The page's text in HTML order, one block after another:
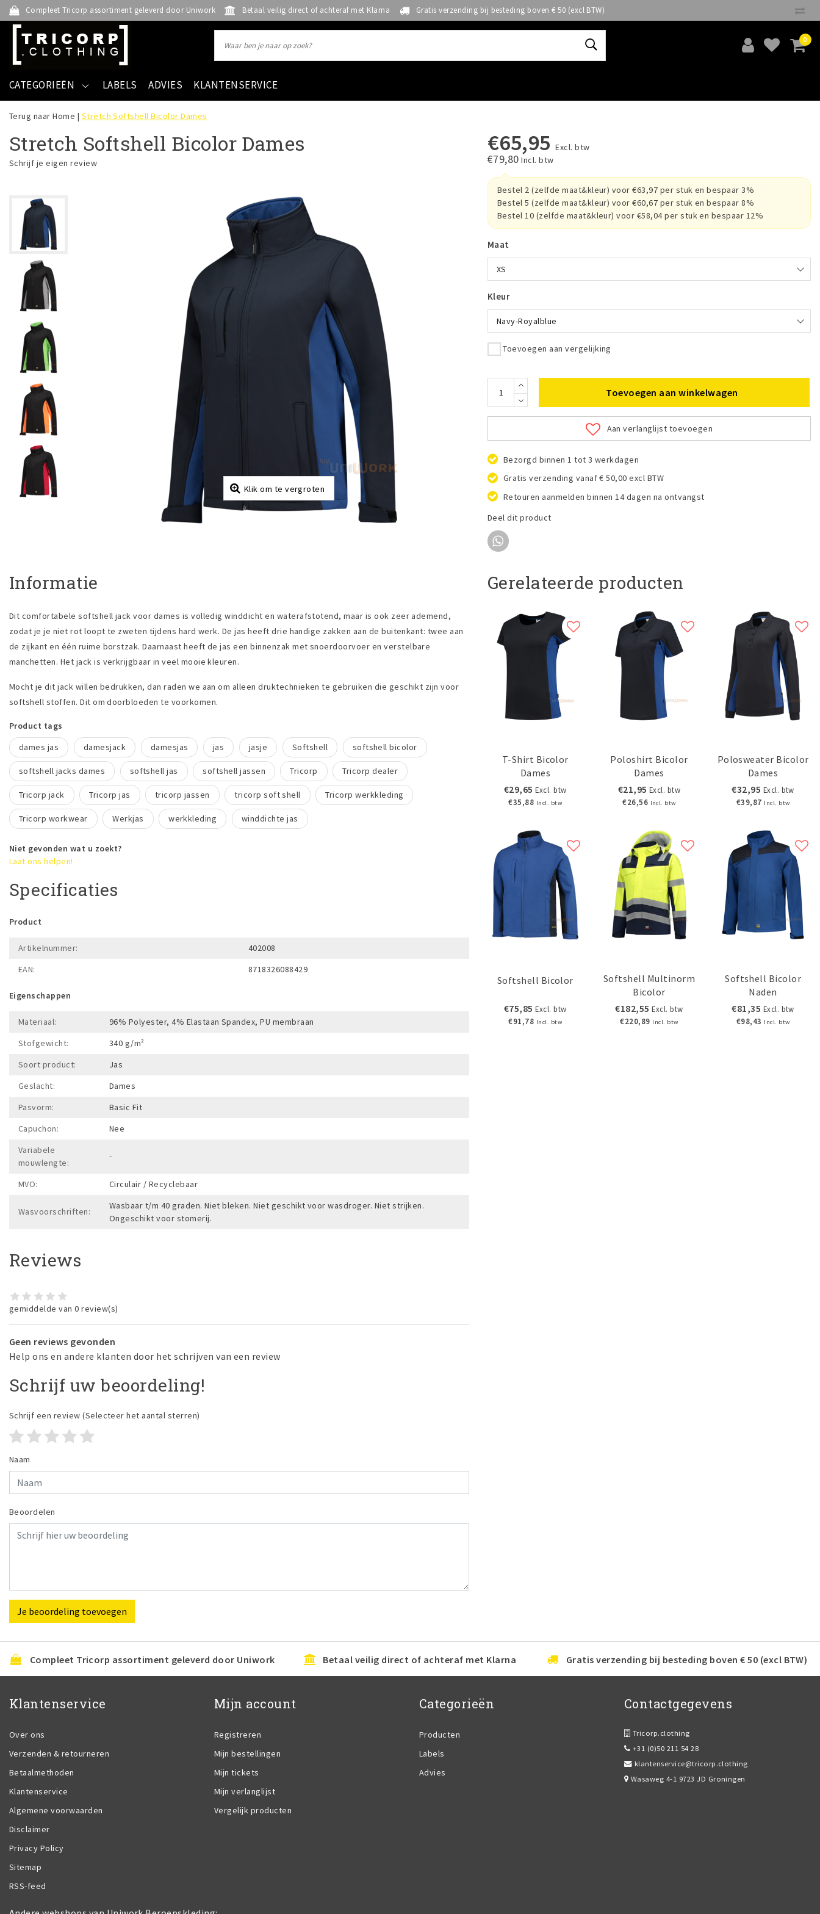
Compleet Tricorp assortiment geleverd door Uniwork Betaal veilig direct of achteraf met Klarna Gratis verzending bij besteding boven € 50 (excl BTW)
0
CATEGORIEËN LABELS ADVIES KLANTENSERVICE
Terug naar Home | Stretch Softshell Bicolor Dames
Stretch Softshell Bicolor Dames
Schrijf je eigen review
Klik om te vergroten
€65,95 Excl. btw
€79,80 Incl. btw
Bestel 2 (zelfde maat&kleur) voor €63,97 per stuk en bespaar 3%
Bestel 5 (zelfde maat&kleur) voor €60,67 per stuk en bespaar 8%
Bestel 10 (zelfde maat&kleur) voor €58,04 per stuk en bespaar 12%
Maat
XS
Kleur
Navy-Royalblue
Toevoegen aan vergelijking
Toevoegen aan winkelwagen
Aan verlanglijst toevoegen
Bezorgd binnen 1 tot 3 werkdagen
Gratis verzending vanaf € 50,00 excl BTW
Retouren aanmelden binnen 14 dagen na ontvangst
Deel dit product
Informatie
Dit comfortabele softshell jack voor dames is volledig winddicht en waterafstotend, maar is ook zeer ademend,
zodat je je niet rot loopt te zweten tijdens hard werk. De jas heeft drie handige zakken aan de buitenkant: twee aan
de zijkant en één ruime borstzak. Daarnaast heeft de jas een binnenzak met snoerdoorvoer en verstelbare
manchetten. Het jack is verkrijgbaar in veel mooie kleuren.
Mocht je dit jack willen bedrukken, dan raden we aan om alleen druktechnieken te gebruiken die geschikt zijn voor
softshell stoffen. Dit om doorbloeden te voorkomen.
Product tags
dames jas
damesjack damesjas jas jasje Softshell softshell bicolor
softshell jacks dames softshell jas softshell jassen Tricorp Tricorp dealer
Tricorp jack Tricorp jas tricorp jassen tricorp soft shell Tricorp werkkleding
Tricorp workwear Werkjas werkkleding winddichte jas
Niet gevonden wat u zoekt?
Laat ons helpen!
Specificaties
Product
Artikelnummer:
402008
EAN:
8718326088429
Eigenschappen
Materiaal:
96% Polyester, 4% Elastaan Spandex, PU membraan
Stofgewicht:
340 g/m²
Soort product:
Jas
Geslacht:
Dames
Pasvorm:
Basic Fit
Capuchon:
Nee
Variabele
mouwlengte:
-
MVO: Circulair / Recyclebaar
Wasvoorschriften:
Wasbaar t/m 40 graden. Niet bleken. Niet geschikt voor wasdroger. Niet strijken.
Ongeschikt voor stomerij.
Reviews
gemiddelde van 0 review(s)
Geen reviews gevonden
Help ons en andere klanten door het schrijven van een review
Schrijf uw beoordeling!
Schrijf een review (Selecteer het aantal sterren)
Naam
Beoordelen
Je beoordeling toevoegen
Gerelateerde producten
T-Shirt Bicolor
Dames
€29,65 Excl. btw
€35,88 Incl. btw
Poloshirt Bicolor
Dames
€21,95 Excl. btw
€26,56 Incl. btw
Polosweater Bicolor
Dames
€32,95 Excl. btw
€39,87 Incl. btw
Softshell Bicolor
€75,85 Excl. btw
€91,78 Incl. btw
Softshell Multinorm
Bicolor
€182,55 Excl. btw
€220,89 Incl. btw
Softshell Bicolor
Naden
€81,35 Excl. btw
€98,43 Incl. btw
Compleet Tricorp assortiment geleverd door Uniwork Betaal veilig direct of achteraf met Klarna Gratis verzending bij besteding boven € 50 (excl BTW)
Klantenservice
Over ons
Verzenden & retourneren
Betaalmethoden
Klantenservice
Algemene voorwaarden
Disclaimer
Privacy Policy
Sitemap
RSS-feed
Mijn account
Registreren
Mijn bestellingen
Mijn tickets
Mijn verlanglijst
Vergelijk producten
Categorieën
Producten
Labels
Advies
Contactgegevens
Tricorp.clothing
+31 (0)50 211 54 28
klantenservice@tricorp.clothing
Wasaweg 4-1 9723 JD Groningen